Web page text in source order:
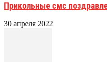
Прикольные смс
30 апреля 2022